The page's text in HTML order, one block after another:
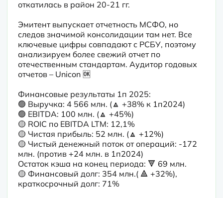
откатилась в район 20-21 гг.
Эмитент выпускает отчетность МСФО, но
следов значимой консолидации там нет. Все
ключевые цифры совпадают с РСБУ, поэтому
анализируем более свежий отчет по
отечественным стандартам. Аудитор годовых
отчетов – Unicon 🆗
Финансовые результаты 1п 2025:
🟢 Выручка: 4 566 млн. (🔼 +38% к 1п2024)
🟢 EBITDA: 100 млн. (🔼 +45%)
🟡 ROIC по EBITDA LTM: 12,1%
🟡 Чистая прибыль: 52 млн. (🔼 +12%)
🟡 Чистый денежный поток от операций: -172
млн. (против +24 млн. в 1п2024)
Остаток кэша на конец периода: 🔻 69 млн.
🟡 Финансовый долг: 354 млн.( 🔺 +32%),
краткосрочный долг: 71%